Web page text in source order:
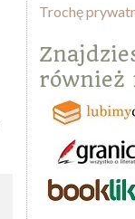
Trochę
również